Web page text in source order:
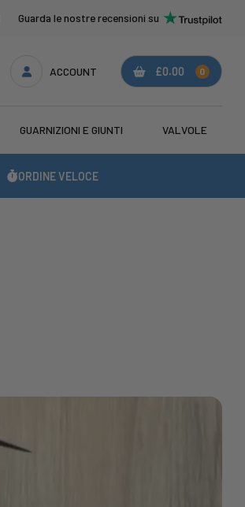
Guarda le nostre recensioni su
ACCOUNT £0.00 0
GUARNIZIONI E GIUNTI VALVOLE
ORDINE VELOCE